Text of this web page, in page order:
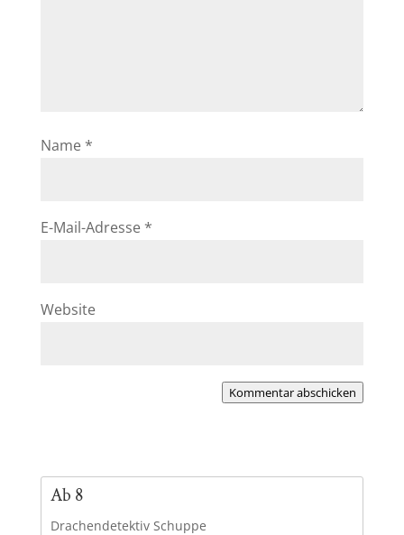
Name *
E-Mail-Adresse *
Website
Kommentar abschicken
Ab 8
Drachendetektiv Schuppe